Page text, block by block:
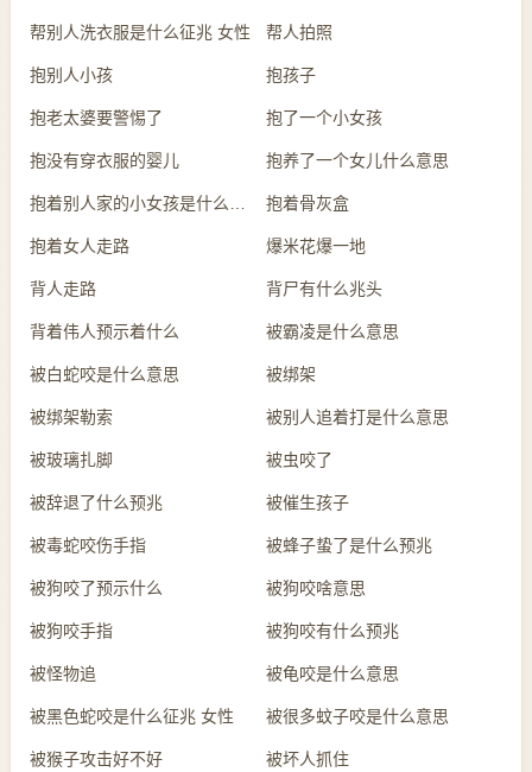
帮别人洗衣服是什么征兆 女性 帮人拍照
抱别人小孩 抱孩子
抱老太婆要警惕了 抱了一个小女孩
抱没有穿衣服的婴儿 抱养了一个女儿什么意思
抱着骨灰盒
抱着女人走路 爆米花爆一地
背人走路 背尸有什么兆头
背着伟人预示着什么 被霸凌是什么意思
被白蛇咬是什么意思 被绑架
被绑架勒索 被别人追着打是什么意思
被玻璃扎脚 被虫咬了
被辞退了什么预兆 被催生孩子
被毒蛇咬伤手指 被蜂子蛰了是什么预兆
被狗咬了预示什么 被狗咬啥意思
被狗咬手指 被狗咬有什么预兆
被怪物追 被龟咬是什么意思
被黑色蛇咬是什么征兆 女性 被很多蚊子咬是什么意思
被猴子攻击好不好 被坏人抓住